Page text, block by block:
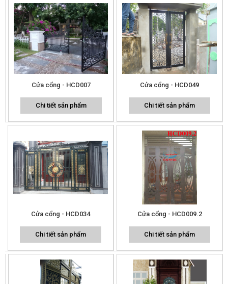
Cửa cổng - HCD007
Chi tiết sản phẩm
Cửa cổng - HCD049
Chi tiết sản phẩm
Cửa cổng - HCD034
Chi tiết sản phẩm
Cửa cổng - HCD009.2
Chi tiết sản phẩm